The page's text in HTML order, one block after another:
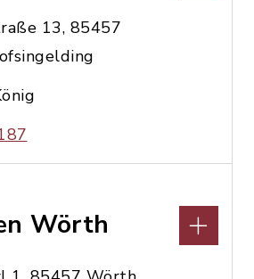
13, 85457
Wörth